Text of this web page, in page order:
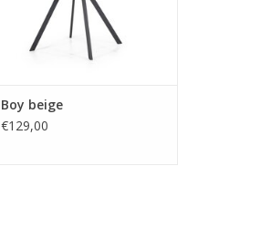
Boy beige
€129,00